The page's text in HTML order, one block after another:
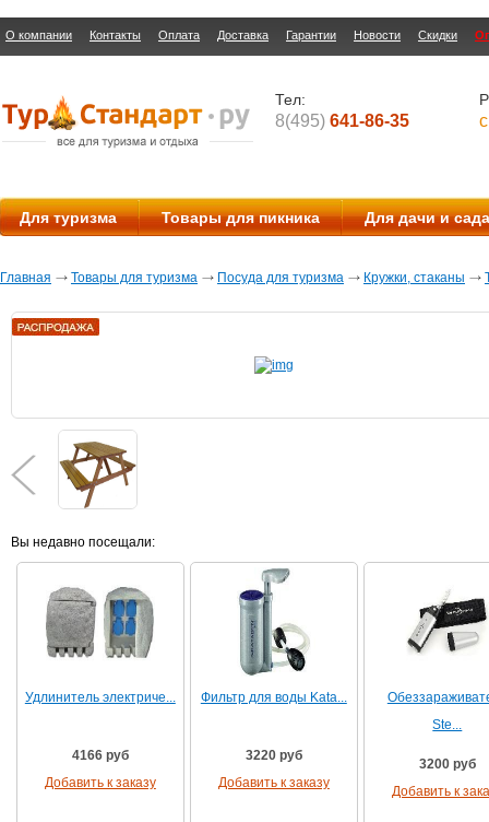
О компании Контакты Оплата Доставка Гарантии Новости Скидки
Тел:
8(495) 641-86-35
Для туризма Товары для пикника Для дачи и сада
Главная Товары для туризма Посуда для туризма Кружки, стаканы
Вы недавно посещали:
Удлинитель электриче...
4166 руб
Добавить к заказу
Фильтр для воды Kata...
3220 руб
Добавить к заказу
Ste...
3200 руб
Добавить к